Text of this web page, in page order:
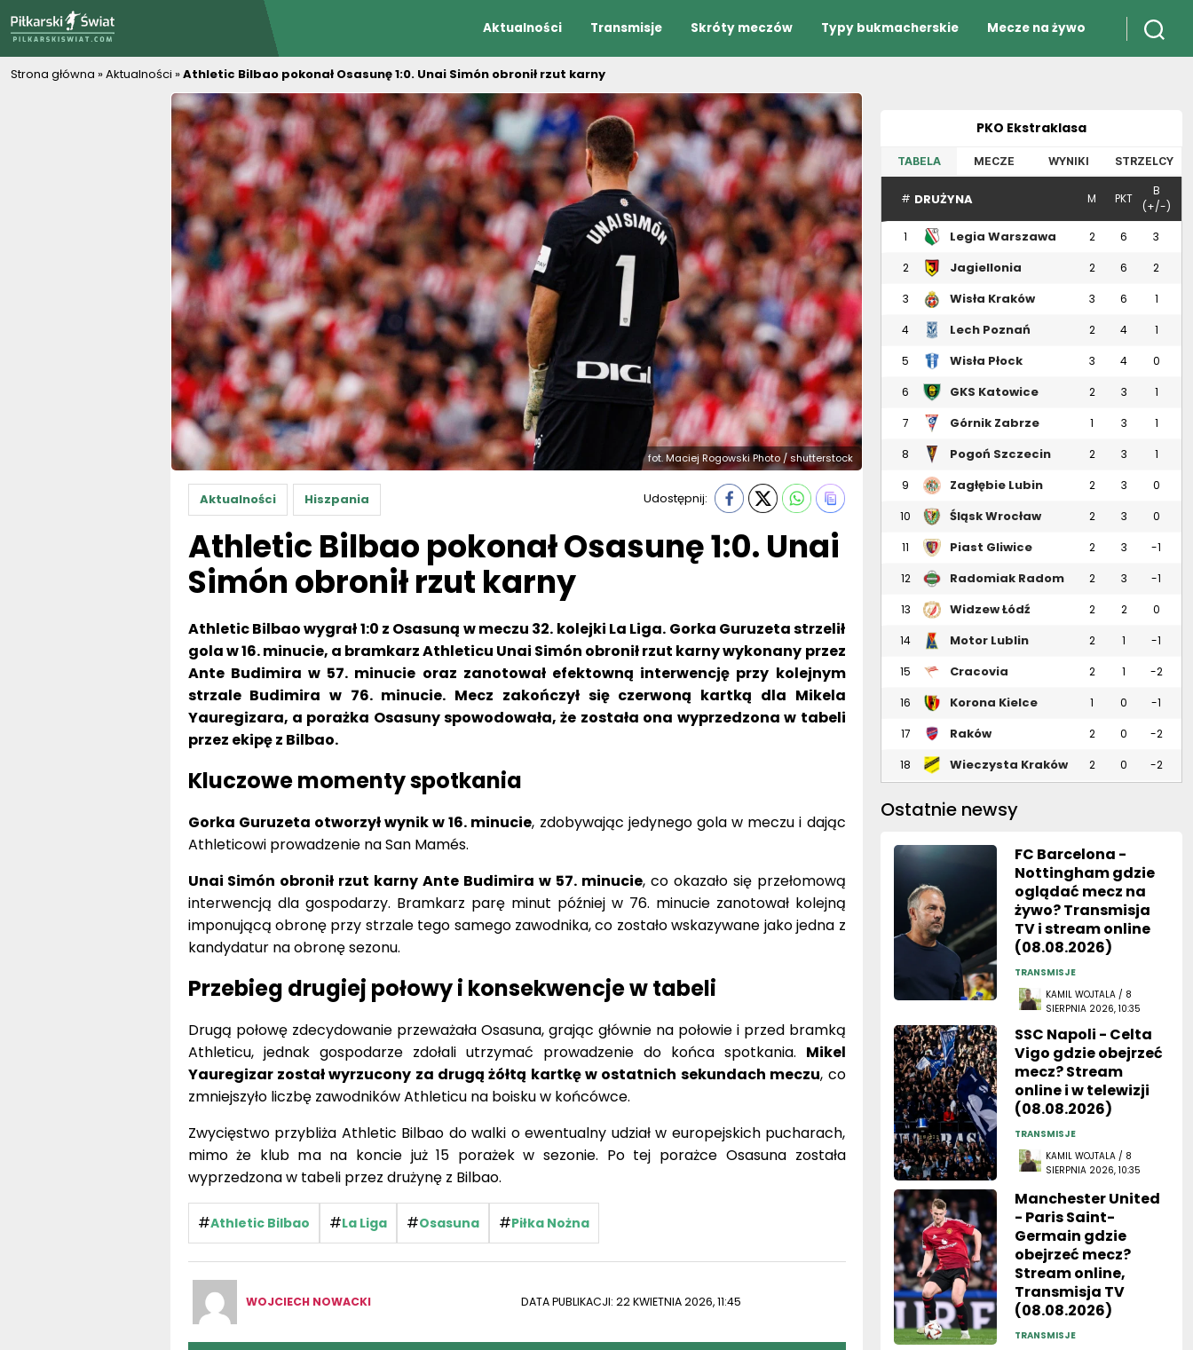
Aktualności Transmisje Skróty meczów Typy bukmacherskie Mecze na żywo
Strona główna »Aktualności »Athletic Bilbao pokonał Osasunę 1:0. Unai Simón obronił rzut karny
fot. Maciej Rogowski Photo / shutterstock
Aktualności Hiszpania Udostępnij:
Athletic Bilbao pokonał Osasunę 1:0. Unai
Simón obronił rzut karny
Athletic Bilbao wygrał 1:0 z Osasuną w meczu 32. kolejki La Liga. Gorka Guruzeta strzelił
gola w 16. minucie, a bramkarz Athleticu Unai Simón obronił rzut karny wykonany przez
Ante Budimira w 57. minucie oraz zanotował efektowną interwencję przy kolejnym
strzale Budimira w 76. minucie. Mecz zakończył się czerwoną kartką dla Mikela
Yauregizara, a porażka Osasuny spowodowała, że została ona wyprzedzona w tabeli
przez ekipę z Bilbao.
Kluczowe momenty spotkania
Gorka Guruzeta otworzył wynik w 16. minucie, zdobywając jedynego gola w meczu i dając
Athleticowi prowadzenie na San Mamés.
Unai Simón obronił rzut karny Ante Budimira w 57. minucie, co okazało się przełomową
interwencją dla gospodarzy. Bramkarz parę minut później w 76. minucie zanotował kolejną
imponującą obronę przy strzale tego samego zawodnika, co zostało wskazywane jako jedna z
kandydatur na obronę sezonu.
Przebieg drugiej połowy i konsekwencje w tabeli
Drugą połowę zdecydowanie przeważała Osasuna, grając głównie na połowie i przed bramką
Athleticu, jednak gospodarze zdołali utrzymać prowadzenie do końca spotkania. Mikel
Yauregizar został wyrzucony za drugą żółtą kartkę w ostatnich sekundach meczu, co
zmniejszyło liczbę zawodników Athleticu na boisku w końcówce.
Zwycięstwo przybliża Athletic Bilbao do walki o ewentualny udział w europejskich pucharach,
mimo że klub ma na koncie już 15 porażek w sezonie. Po tej porażce Osasuna została
wyprzedzona w tabeli przez drużynę z Bilbao.
#Athletic Bilbao #La Liga #Osasuna #Piłka Nożna
WOJCIECH NOWACKI DATA PUBLIKACJI: 22 KWIETNIA 2026, 11:45
PKO Ekstraklasa
TABELA MECZE WYNIKI STRZELCY
# DRUŻYNA M PKT
B
(+/-)
1
Legia Warszawa 2 6 3
2
Jagiellonia
2 6 2
3 Wisła Kraków 3 6 1
4 Lech Poznań 2 4 1
5 Wisła Płock 3 4 0
6 GKS Katowice 2 3 1
7 Górnik Zabrze 1 3 1
8 Pogoń Szczecin 2 3 1
9 Zagłębie Lubin 2 3 0
10 Śląsk Wrocław 2 3 0
11 Piast Gliwice 2 3 -1
12 Radomiak Radom 2 3 -1
13 Widzew Łódź 2 2 0
14 Motor Lublin 2 1 -1
15 Cracovia 2 1 -2
16 Korona Kielce 1 0 -1
17
Raków
2 0 -2
18 Wieczysta Kraków 2 0 -2
Ostatnie newsy
FC Barcelona -
Nottingham gdzie
oglądać mecz na
żywo? Transmisja
TV i stream online
(08.08.2026)
TRANSMISJE
KAMIL WOJTALA / 8
SIERPNIA 2026, 10:35
SSC Napoli - Celta
Vigo gdzie obejrzeć
mecz? Stream
online i w telewizji
(08.08.2026)
TRANSMISJE
KAMIL WOJTALA / 8
SIERPNIA 2026, 10:35
Manchester United
- Paris Saint-
Germain gdzie
obejrzeć mecz?
Stream online,
Transmisja TV
(08.08.2026)
TRANSMISJE